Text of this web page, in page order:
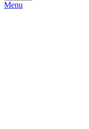
Menu